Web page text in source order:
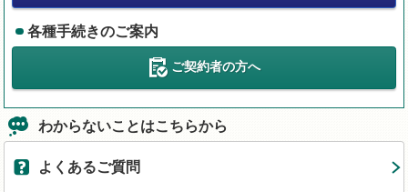
各種手続きのご案内
ご契約者の方へ
わからないことはこちらから
よくあるご質問